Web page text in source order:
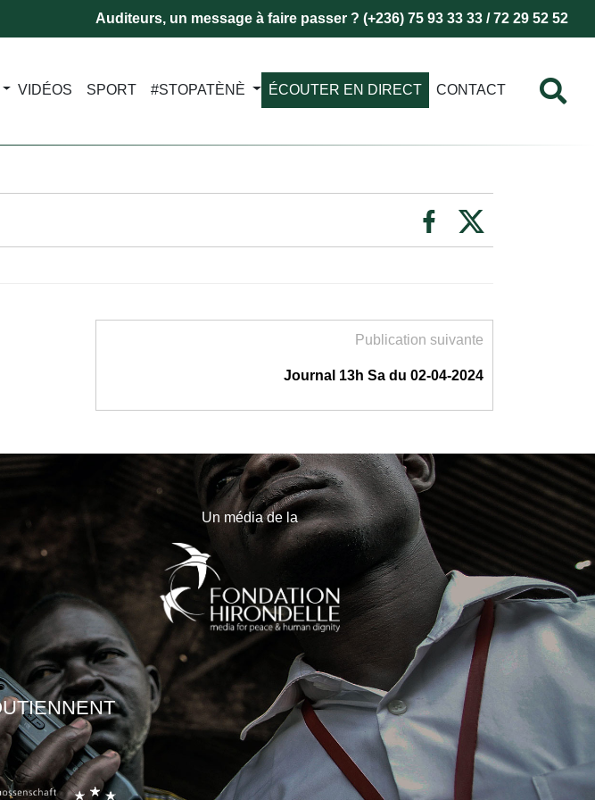
Auditeurs, un message à faire passer ? (+236) 75 93 33 33 / 72 29 52 52
VIDÉOS SPORT #STOPATÈNÈ ÉCOUTER EN DIRECT CONTACT
Publication suivante
Journal 13h Sa du 02-04-2024
Un média de la